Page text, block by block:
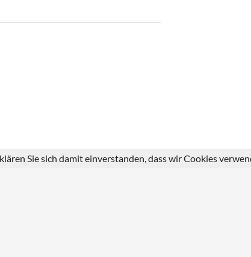
Sie sich damit einverstanden, dass wir Cookies